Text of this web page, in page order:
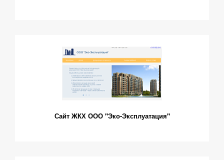
Сайт ЖКХ ООО "Эко-Эксплуатация"